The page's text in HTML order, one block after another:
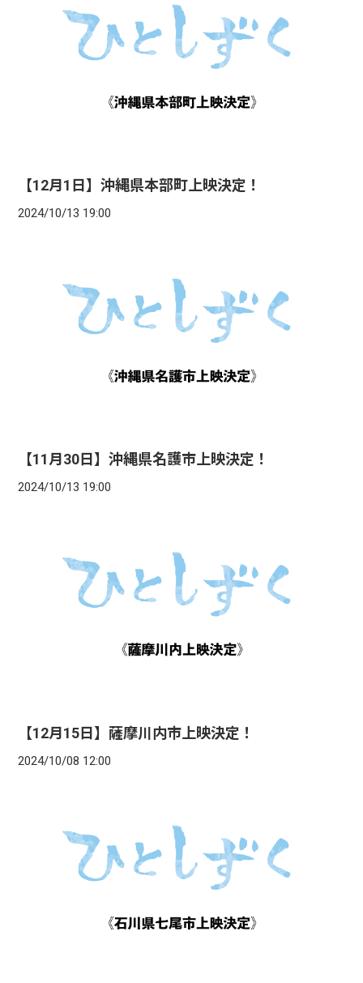
【12月1日】沖縄県本部町上映決定！
2024/10/13 19:00
【11月30日】沖縄県名護市上映決定！
2024/10/13 19:00
【12月15日】薩摩川内市上映決定！
2024/10/08 12:00